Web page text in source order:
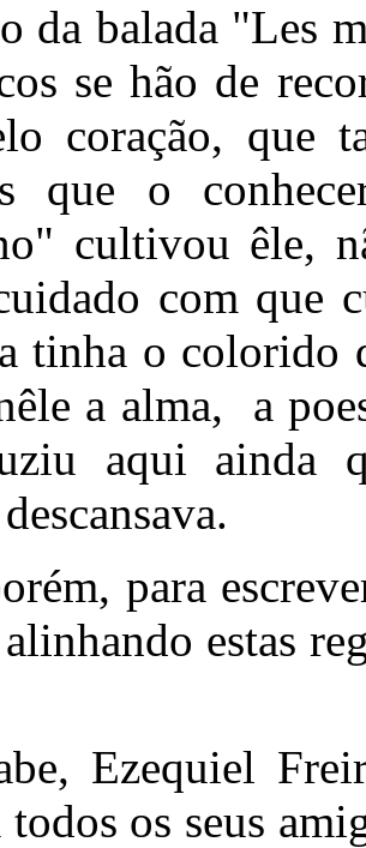
da balada "Les
se hão de
coração, que
que o
cultivou êle,
com que
tinha o colorido
a alma, a
aqui ainda
para
estas
Ezequiel
os seus